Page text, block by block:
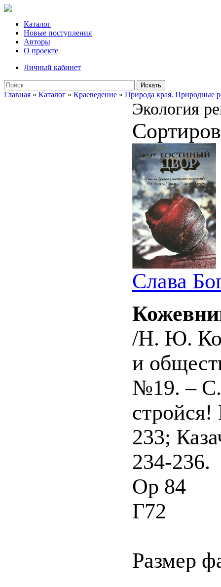
Каталог
Новые поступления
Авторы
О проекте
Личный кабинет
Искать
Главная » Каталог » Краеведение » Природа края. Природные
Экология
Слава
/Н. Ю.
и
№19. –
233;
234-236.
Ор 84
Г72
Размер